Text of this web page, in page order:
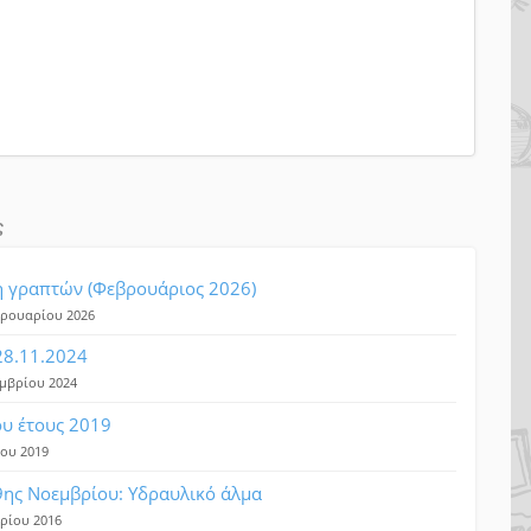
γραπτών (Φεβρουάριος 2026)
2026
2024
έτους 2019
2019
Νοεμβρίου: Υδραυλικό άλμα
2016